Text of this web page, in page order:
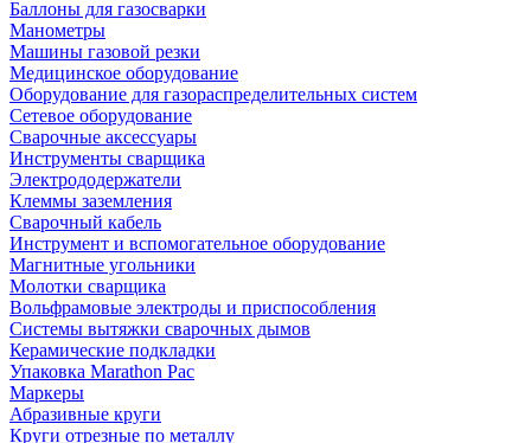
Баллоны для газосварки
Манометры
Машины газовой резки
Медицинское оборудование
Оборудование для газораспределительных систем
Сетевое оборудование
Сварочные аксессуары
Инструменты сварщика
Электрододержатели
Клеммы заземления
Сварочный кабель
Инструмент и вспомогательное оборудование
Магнитные угольники
Молотки сварщика
Вольфрамовые электроды и приспособления
Системы вытяжки сварочных дымов
Керамические подкладки
Упаковка Marathon Pac
Маркеры
Абразивные круги
Круги отрезные по металлу